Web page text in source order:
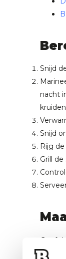
Snijd
nacht
Snijd
Rijg
Grill
Geef